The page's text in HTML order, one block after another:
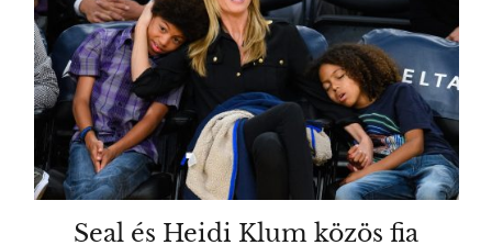
Seal és Heidi Klum közös fia